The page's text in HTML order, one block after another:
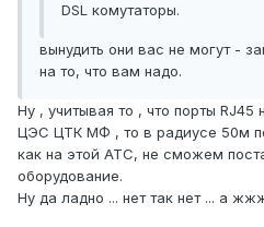
DSL комутаторы.
вынудить они вас не могут -
на то, что вам надо.
Ну , учитывая то , что порты
ЦЭС ЦТК МФ , то в радиусе 50м
как на этой АТС, не сможем
оборудование.
Ну да ладно ... нет так нет ... а